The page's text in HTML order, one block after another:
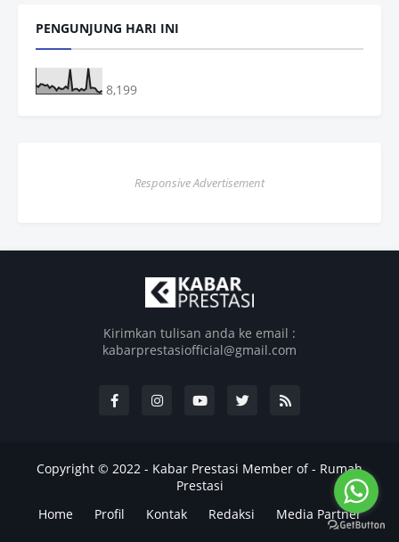
PENGUNJUNG HARI INI
8,199
Responsive Advertisement
Kirimkan tulisan anda ke email :
kabarprestasiofficial@gmail.com
Copyright © 2022 - Kabar Prestasi Member of - Rumah
Prestasi
Home
Profil Kontak Redaksi Media Partner